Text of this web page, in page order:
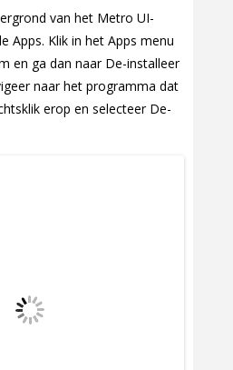
van het Metro UI-
Apps. Klik in het Apps menu
en ga dan naar De-installeer
naar het programma dat
erop en selecteer De-